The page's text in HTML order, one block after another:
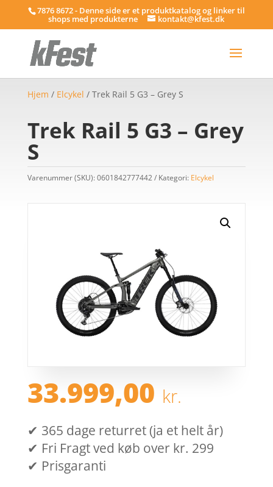
7876 8672 - Denne side er et produktkatalog og linker til
shops med produkterne kontakt@kfest.dk
Hjem / Elcykel / Trek Rail 5 G3 – Grey S
Trek Rail 5 G3 – Grey
S
Varenummer (SKU): 0601842777442 Kategori: Elcykel
33.999,00 kr.
✔ 365 dage returret (ja et helt år)
✔ Fri Fragt ved køb over kr. 299
✔ Prisgaranti